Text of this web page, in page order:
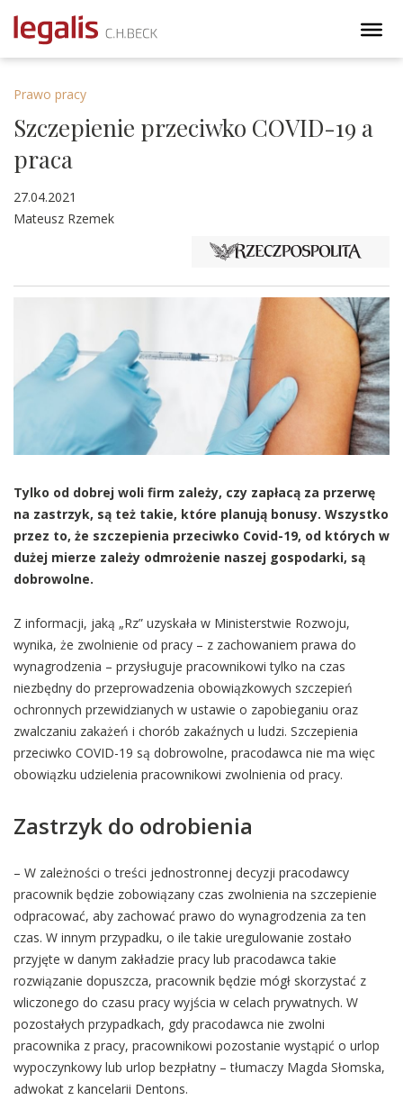
Prawo pracy
Szczepienie przeciwko COVID-19 a
praca
27.04.2021
Mateusz Rzemek
Tylko od dobrej woli firm zależy, czy zapłacą za przerwę
na zastrzyk, są też takie, które planują bonusy. Wszystko
przez to, że szczepienia przeciwko Covid-19, od których w
dużej mierze zależy odmrożenie naszej gospodarki, są
dobrowolne.
Z informacji, jaką „Rz” uzyskała w Ministerstwie Rozwoju,
wynika, że zwolnienie od pracy – z zachowaniem prawa do
wynagrodzenia – przysługuje pracownikowi tylko na czas
niezbędny do przeprowadzenia obowiązkowych szczepień
ochronnych przewidzianych w ustawie o zapobieganiu oraz
zwalczaniu zakażeń i chorób zakaźnych u ludzi. Szczepienia
przeciwko COVID-19 są dobrowolne, pracodawca nie ma więc
obowiązku udzielenia pracownikowi zwolnienia od pracy.
Zastrzyk do odrobienia
– W zależności o treści jednostronnej decyzji pracodawcy
pracownik będzie zobowiązany czas zwolnienia na szczepienie
odpracować, aby zachować prawo do wynagrodzenia za ten
czas. W innym przypadku, o ile takie uregulowanie zostało
przyjęte w danym zakładzie pracy lub pracodawca takie
rozwiązanie dopuszcza, pracownik będzie mógł skorzystać z
wliczonego do czasu pracy wyjścia w celach prywatnych. W
pozostałych przypadkach, gdy pracodawca nie zwolni
pracownika z pracy, pracownikowi pozostanie wystąpić o urlop
wypoczynkowy lub urlop bezpłatny – tłumaczy Magda Słomska,
adwokat z kancelarii Dentons.